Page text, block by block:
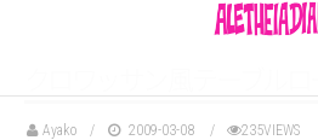
Ayako 2009-03-08 235VIEWS